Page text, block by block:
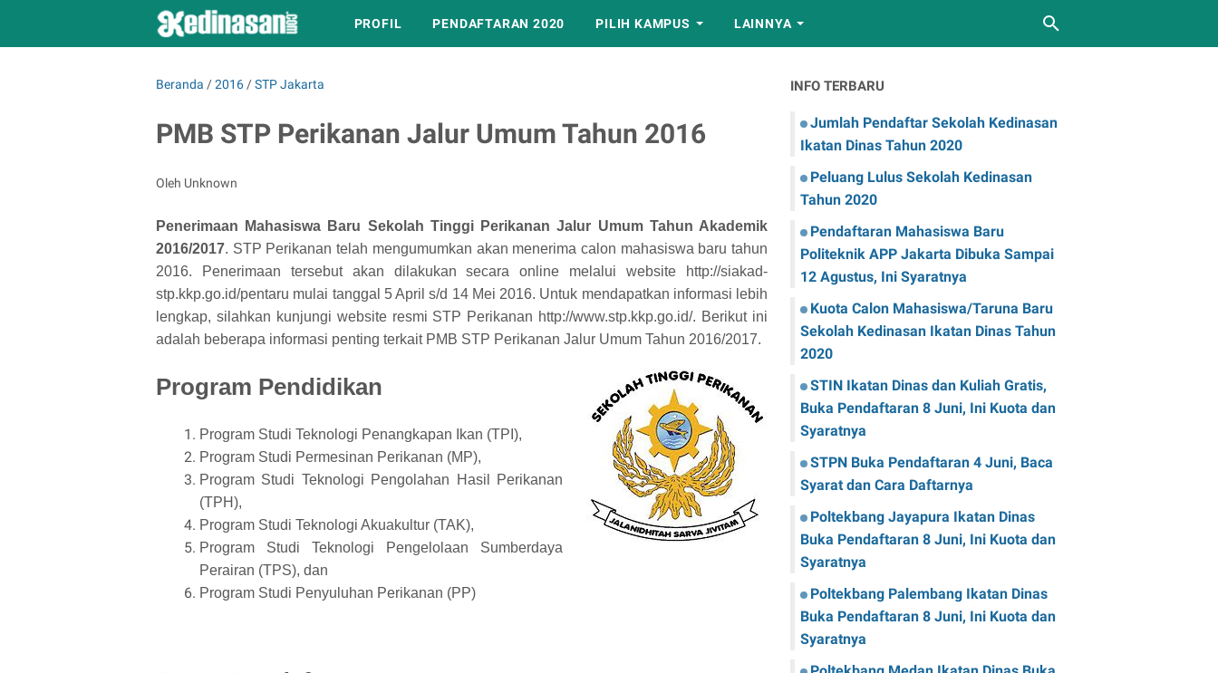
PROFIL PENDAFTARAN 2020 PILIH KAMPUS LAINNYA
Beranda /2016 /STP Jakarta
PMB STP Perikanan Jalur Umum Tahun 2016
Oleh Unknown
Penerimaan Mahasiswa Baru Sekolah Tinggi Perikanan Jalur Umum Tahun Akademik
2016/2017. STP Perikanan telah mengumumkan akan menerima calon mahasiswa baru tahun
2016. Penerimaan tersebut akan dilakukan secara online melalui website http://siakad-
stp.kkp.go.id/pentaru mulai tanggal 5 April s/d 14 Mei 2016. Untuk mendapatkan informasi lebih
lengkap, silahkan kunjungi website resmi STP Perikanan http://www.stp.kkp.go.id/. Berikut ini
adalah beberapa informasi penting terkait PMB STP Perikanan Jalur Umum Tahun 2016/2017.
Program Pendidikan
Program Studi Teknologi Penangkapan Ikan (TPI),
Program Studi Permesinan Perikanan (MP),
Program Studi Teknologi Pengolahan Hasil Perikanan
(TPH),
Program Studi Teknologi Akuakultur (TAK),
Program Studi Teknologi Pengelolaan Sumberdaya
Perairan (TPS), dan
Program Studi Penyuluhan Perikanan (PP)
INFO TERBARU
Jumlah Pendaftar Sekolah Kedinasan
Ikatan Dinas Tahun 2020
Peluang Lulus Sekolah Kedinasan
Tahun 2020
Pendaftaran Mahasiswa Baru
Politeknik APP Jakarta Dibuka Sampai
12 Agustus, Ini Syaratnya
Kuota Calon Mahasiswa/Taruna Baru
Sekolah Kedinasan Ikatan Dinas Tahun
2020
STIN Ikatan Dinas dan Kuliah Gratis,
Buka Pendaftaran 8 Juni, Ini Kuota dan
Syaratnya
STPN Buka Pendaftaran 4 Juni, Baca
Syarat dan Cara Daftarnya
Poltekbang Jayapura Ikatan Dinas
Buka Pendaftaran 8 Juni, Ini Kuota dan
Syaratnya
Poltekbang Palembang Ikatan Dinas
Buka Pendaftaran 8 Juni, Ini Kuota dan
Syaratnya